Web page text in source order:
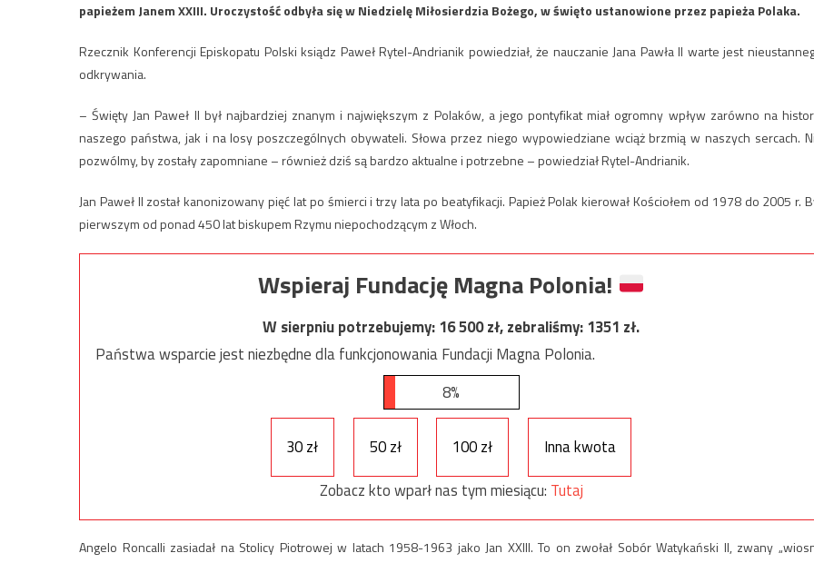
papieżem Janem XXIII. Uroczystość odbyła się w Niedzielę Miłosierdzia Bożego, w święto ustanowione przez papieża Polaka.
Rzecznik Konferencji Episkopatu Polski ksiądz Paweł Rytel-Andrianik powiedział, że nauczanie Jana Pawła II warte jest
odkrywania.
– Święty Jan Paweł II był najbardziej znanym i największym z Polaków, a jego pontyfikat miał ogromny wpływ zarówno na
naszego państwa, jak i na losy poszczególnych obywateli. Słowa przez niego wypowiedziane wciąż brzmią w naszych sercach.
pozwólmy, by zostały zapomniane – również dziś są bardzo aktualne i potrzebne – powiedział Rytel-Andrianik.
Jan Paweł II został kanonizowany pięć lat po śmierci i trzy lata po beatyfikacji. Papież Polak kierował Kościołem od 1978 do 2005 r.
pierwszym od ponad 450 lat biskupem Rzymu niepochodzącym z Włoch.
Wspieraj Fundację Magna Polonia!
W sierpniu potrzebujemy:16 500zł, zebraliśmy:1351 zł.
Państwa wsparcie jest niezbędne dla funkcjonowania Fundacji Magna Polonia.
8%
30 zł 50 zł 100 zł
Inna kwota
Zobacz kto wparł nas tym miesiącu: Tutaj
Angelo Roncalli zasiadał na Stolicy Piotrowej w latach 1958-1963 jako Jan XXIII. To on zwołał Sobór Watykański II, zwany